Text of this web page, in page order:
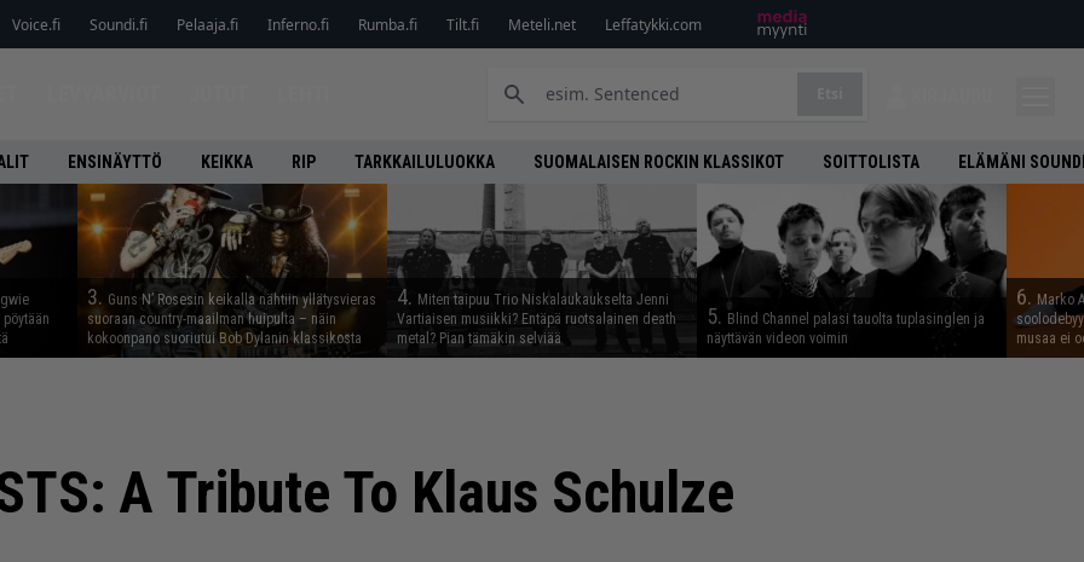
Voice.fi Soundi.fi Pelaaja.fi Inferno.fi Rumba.fi Tilt.fi Meteli.net Leffatykki.com
ENSINÄYTTÖ KEIKKA RIP TARKKAILULUOKKA SUOMALAISEN ROCKIN KLASSIKOT SOITTOLISTA ELÄMÄNI
3. Guns N’ Rosesin keikalla nähtiin yllätysvieras
suoraan country-maailman huipulta – näin
kokoonpano suoriutui Bob Dylanin klassikosta
4. Miten taipuu Trio Niskalaukaukselta Jenni
Vartiaisen musiikki? Entäpä ruotsalainen death
metal? Pian tämäkin selviää
5. Blind Channel palasi tauolta tuplasinglen ja
näyttävän videon voimin
6. Marko
musaa ei
A Tribute To Klaus Schulze